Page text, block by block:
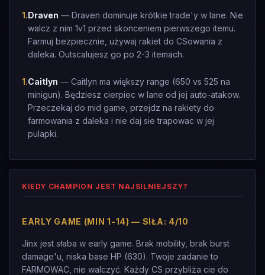
1.Draven — Draven dominuje krótkie trade'y w lane. Nie
walcz z nim 1v1 przed skonceniem pierwszego itemu.
Farmuj bezpiecznie, używaj rakiet do CSowania z
daleka. Outscalujesz go po 2-3 itemach.
1.Caitlyn — Caitlyn ma większy range (650 vs 525 na
minigun). Będziesz cierpiec w lane od jej auto-atakow.
Przeczekaj do mid game, przejdz na rakiety do
farmowania z daleka i nie daj sie trapowac w jej
pulapki.
KIEDY CHAMPION JEST NAJSILNIEJSZY?
EARLY GAME (MIN 1-14) — SIŁA: 4/10
Jinx jest słaba w early game. Brak mobility, brak burst
damage'u, niska base HP (630). Twoje zadanie to
FARMOWAC, nie walczyć. Każdy CS przybliża cie do